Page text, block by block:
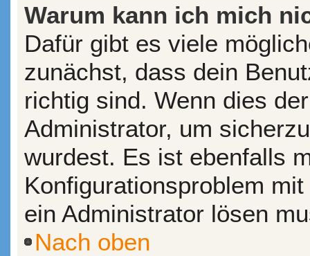
Warum kann ich mich
Dafür gibt es viele
zunächst, dass dein
richtig sind. Wenn dies
Administrator, um
wurdest. Es ist ebenfalls
Konfigurationsproblem
ein Administrator lösen
Nach oben